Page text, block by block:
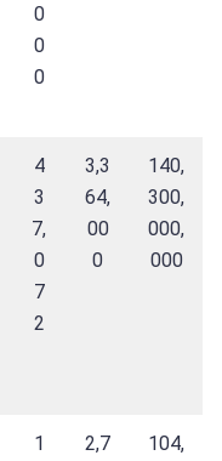
0
0
0
4
3
7,
0
7
2
3,3
64,
00
0
140,
300,
000,
000
1
2,7
104,